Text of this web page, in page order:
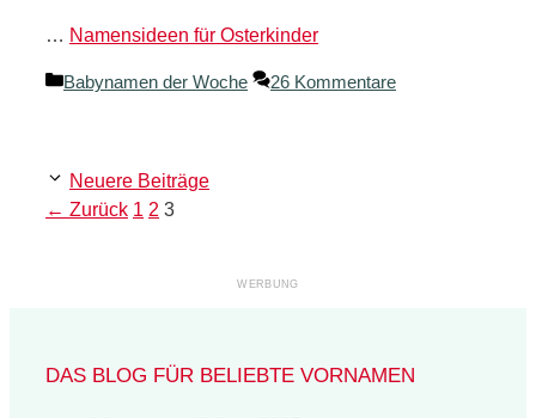
… Namensideen für Osterkinder
Kategorien
Babynamen der Woche 26 Kommentare
Neuere Beiträge
← Zurück Seite
1 Seite
2 Seite
3
DAS BLOG FÜR BELIEBTE VORNAMEN